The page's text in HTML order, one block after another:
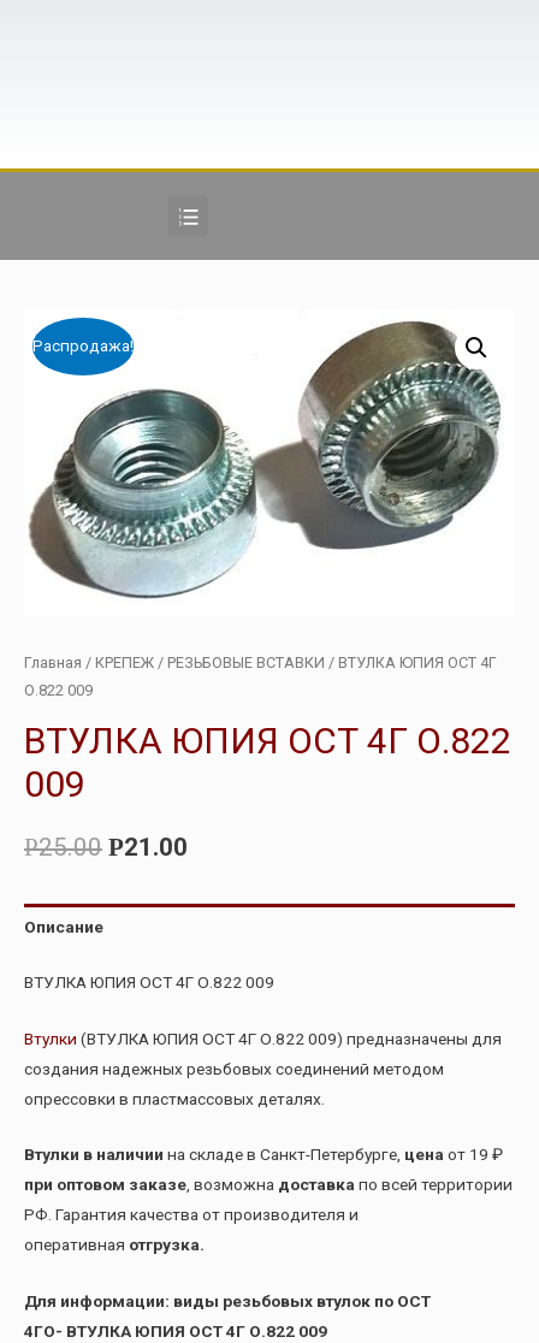
Распродажа!
Главная / КРЕПЕЖ / РЕЗЬБОВЫЕ ВСТАВКИ / ВТУЛКА ЮПИЯ ОСТ 4Г
О.822 009
ВТУЛКА ЮПИЯ ОСТ 4Г О.822
009
Р25.00 Р21.00
Описание
ВТУЛКА ЮПИЯ ОСТ 4Г О.822 009
Втулки (ВТУЛКА ЮПИЯ ОСТ 4Г О.822 009) предназначены для
создания надежных резьбовых соединений методом
опрессовки в пластмассовых деталях.
Втулки в наличии на складе в Санкт-Петербурге, цена от 19 ₽
при оптовом заказе, возможна доставка по всей территории
РФ. Гарантия качества от производителя и
оперативная отгрузка.
Для информации: виды резьбовых втулок по ОСТ
4ГО- ВТУЛКА ЮПИЯ ОСТ 4Г О.822 009